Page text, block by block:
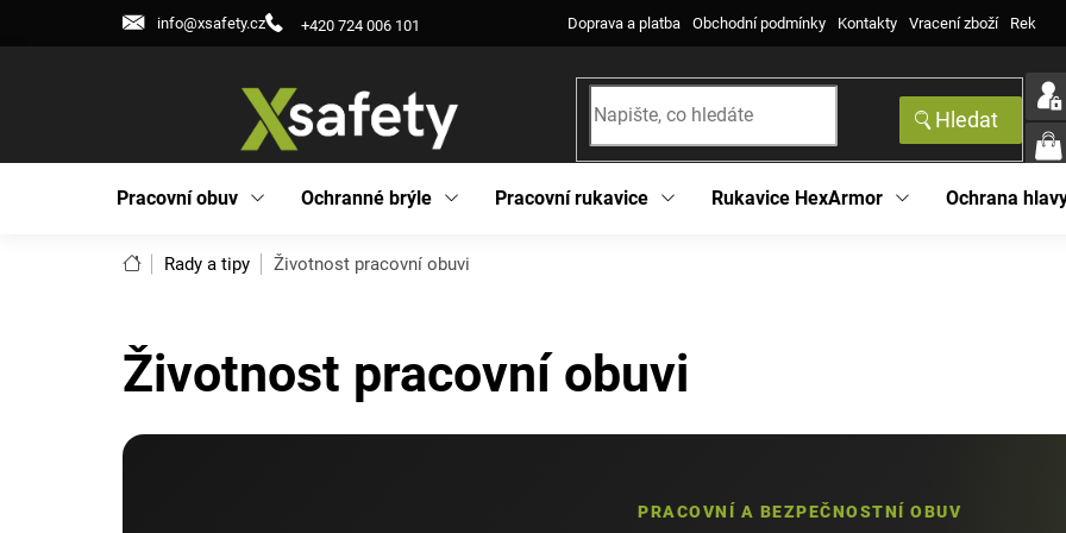
+420 724 006 101
info@xsafety.cz Doprava a platba Obchodní podmínky Kontakty Vracení zboží
Hledat
KOŠÍK
Pracovní obuv Ochranné brýle Pracovní rukavice Rukavice HexArmor Ochrana
DomůRady a tipy Životnost pracovní obuvi
Životnost pracovní obuvi
PRACOVNÍ A BEZPEČNOSTNÍ OBUV